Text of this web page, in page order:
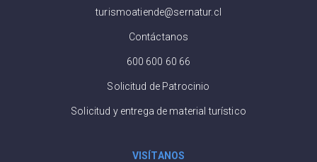
turismoatiende@sernatur.cl
Contáctanos
600 600 60 66
Solicitud de Patrocinio
Solicitud y entrega de material turístico
VISÍTANOS